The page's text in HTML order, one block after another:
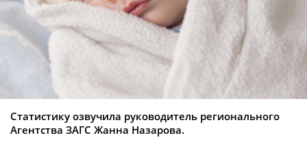
Статистику озвучила руководитель регионального
Агентства ЗАГС Жанна Назарова.